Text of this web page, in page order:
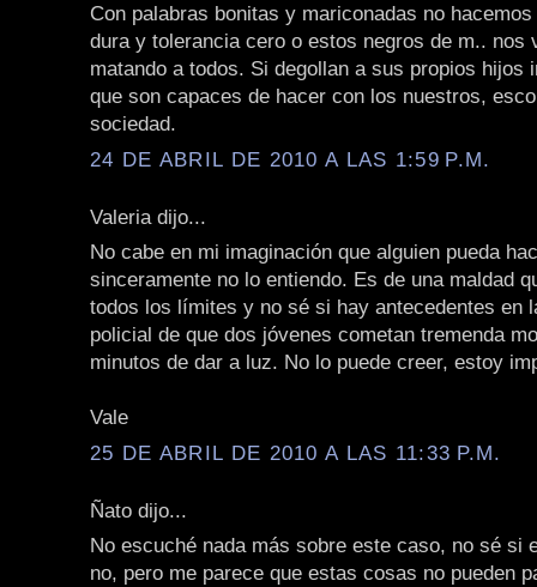
Con palabras bonitas y mariconadas no
dura y tolerancia cero o estos negros de m.. nos
matando a todos. Si degollan a sus propios hijos
que son capaces de hacer con los nuestros,
sociedad.
24 DE ABRIL DE 2010 A LAS 1:59 P.M.
Valeria dijo...
No cabe en mi imaginación que alguien pueda
sinceramente no lo entiendo. Es de una maldad
todos los límites y no sé si hay antecedentes en
policial de que dos jóvenes cometan tremenda
minutos de dar a luz. No lo puede creer, estoy
Vale
25 DE ABRIL DE 2010 A LAS 11:33 P.M.
Ñato dijo...
No escuché nada más sobre este caso, no sé si
no, pero me parece que estas cosas no pueden